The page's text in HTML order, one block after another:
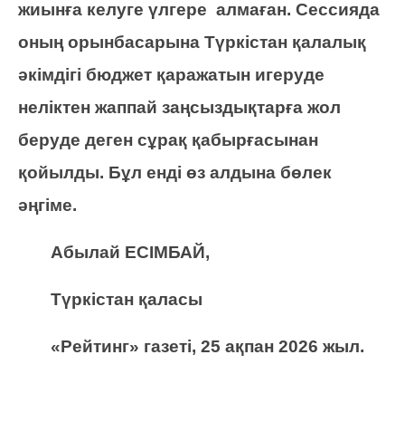
жиынға келуге үлгере алмаған. Сессияда
оның орынбасарына Түркістан қалалық
әкімдігі бюджет қаражатын игеруде
неліктен жаппай заңсыздықтарға жол
беруде деген сұрақ қабырғасынан
қойылды. Бұл енді өз алдына бөлек
әңгіме.
Абылай ЕСІМБАЙ,
Түркістан қаласы
«Рейтинг» газеті, 25 ақпан 2026 жыл.